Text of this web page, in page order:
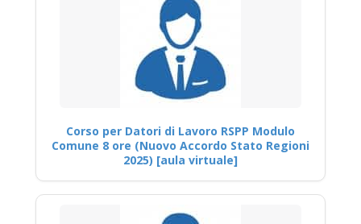
Corso per Datori di Lavoro RSPP Modulo
Comune 8 ore (Nuovo Accordo Stato Regioni
2025) [aula virtuale]